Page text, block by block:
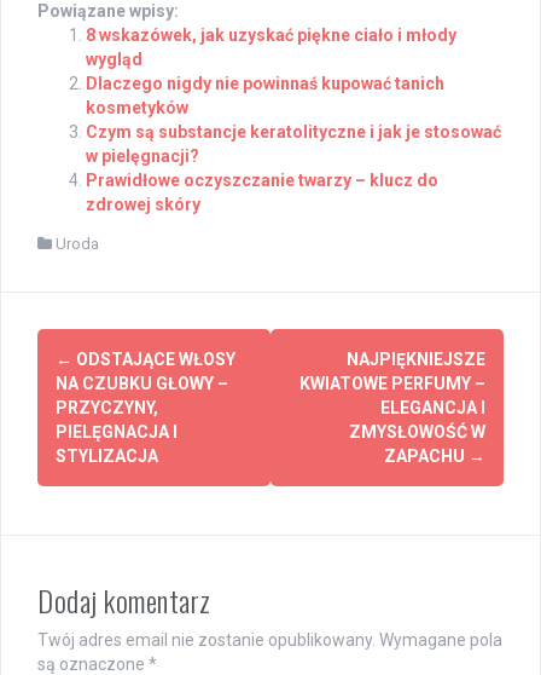
Powiązane wpisy:
8 wskazówek, jak uzyskać piękne ciało i młody
wygląd
Dlaczego nigdy nie powinnaś kupować tanich
kosmetyków
Czym są substancje keratolityczne i jak je stosować
w pielęgnacji?
Prawidłowe oczyszczanie twarzy – klucz do
zdrowej skóry
Uroda
Post
navigation
← ODSTAJĄCE WŁOSY
NA CZUBKU GŁOWY –
PRZYCZYNY,
PIELĘGNACJA I
STYLIZACJA
NAJPIĘKNIEJSZE
KWIATOWE PERFUMY –
ELEGANCJA I
ZMYSŁOWOŚĆ W
ZAPACHU →
Dodaj komentarz
Twój adres email nie zostanie opublikowany. Wymagane pola
są oznaczone *